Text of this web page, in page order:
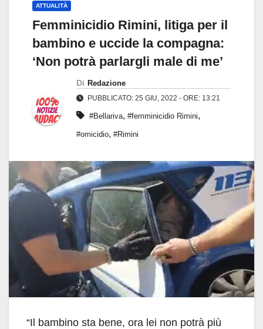
ATTUALITÀ
Femminicidio Rimini, litiga per il
bambino e uccide la compagna:
‘Non potrà parlargli male di me’
Di Redazione
PUBBLICATO: 25 GIU, 2022 - ORE: 13:21
#Bellariva, #femminicidio Rimini,
#omicidio, #Rimini
“Il bambino sta bene, ora lei non potrà più